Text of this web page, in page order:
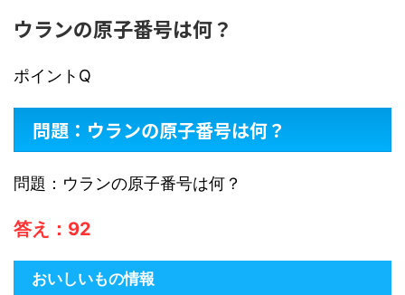
ウランの原子番号は何？
ポイントQ
問題：ウランの原子番号は何？
問題：ウランの原子番号は何？
答え：92
おいしいもの情報